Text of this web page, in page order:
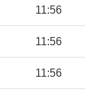
11:56
11:56
11:56